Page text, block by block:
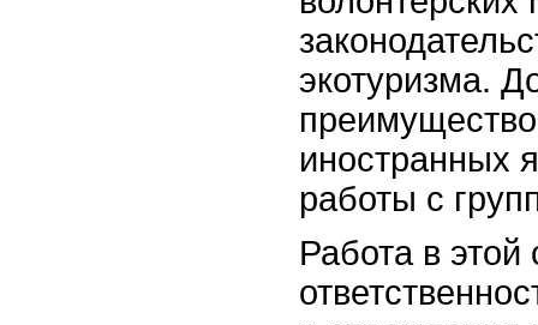
экотуризма.
иностранных
работы с
Работа в